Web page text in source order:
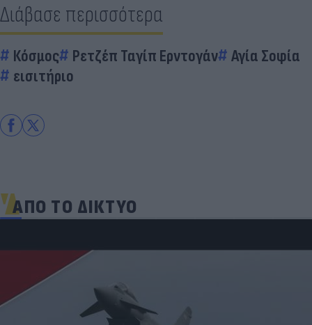
Διάβασε περισσότερα
Κόσμος Ρετζέπ Ταγίπ Ερντογάν
Αγία Σοφία
εισιτήριο
ΑΠΟ ΤΟ ΔΙΚΤΥΟ